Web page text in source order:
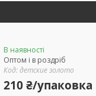
В наявності
Оптом і в роздріб
Код:детские золото
210 ₴/упаковка